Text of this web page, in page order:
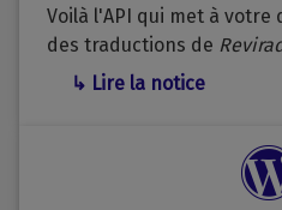
Voilà l'API qui met à
des traductions de
↳ Lire la notice